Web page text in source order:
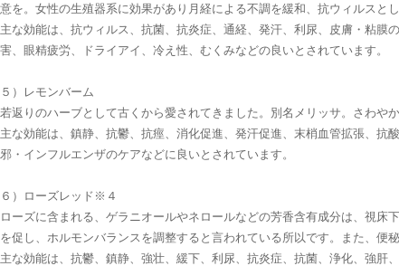
意を。女性の生殖器系に効果があり月経による不調を緩和、抗ウィルスとし
主な効能は、抗ウィルス、抗菌、抗炎症、通経、発汗、利尿、皮膚・粘
害、眼精疲労、ドライアイ、冷え性、むくみなどの良いとされています。
５）レモンバーム
若返りのハーブとして古くから愛されてきました。別名メリッサ。さわや
主な効能は、鎮静、抗鬱、抗痙、消化促進、発汗促進、末梢血管拡張、
邪・インフルエンザのケアなどに良いとされています。
６）ローズレッド※４
ローズに含まれる、ゲラニオールやネロールなどの芳香含有成分は、視
を促し、ホルモンバランスを調整すると言われている所以です。また、便
主な効能は、抗鬱、鎮静、強壮、緩下、利尿、抗炎症、抗菌、浄化、強